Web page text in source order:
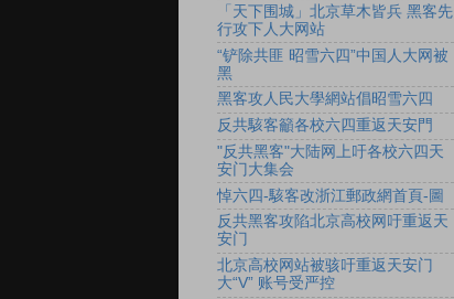
「天下围城」北京草木皆兵 黑客先
行攻下人大网站
“铲除共匪 昭雪六四”中国人大网被
黑
黑客攻人民大學網站倡昭雪六四
反共駭客籲各校六四重返天安門
"反共黑客"大陆网上吁各校六四天
安门大集会
悼六四-駭客改浙江郵政網首頁-圖
反共黑客攻陷北京高校网吁重返天
安门
北京高校网站被骇吁重返天安门
大“V” 账号受严控